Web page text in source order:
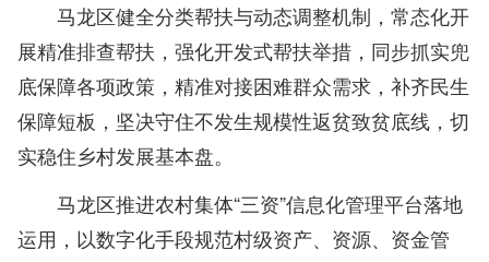
马龙区健全分类帮扶与动态调整机制，常态化开
展精准排查帮扶，强化开发式帮扶举措，同步抓实兜
底保障各项政策，精准对接困难群众需求，补齐民生
保障短板，坚决守住不发生规模性返贫致贫底线，切
实稳住乡村发展基本盘。
马龙区推进农村集体“三资”信息化管理平台落地
运用，以数字化手段规范村级资产、资源、资金管